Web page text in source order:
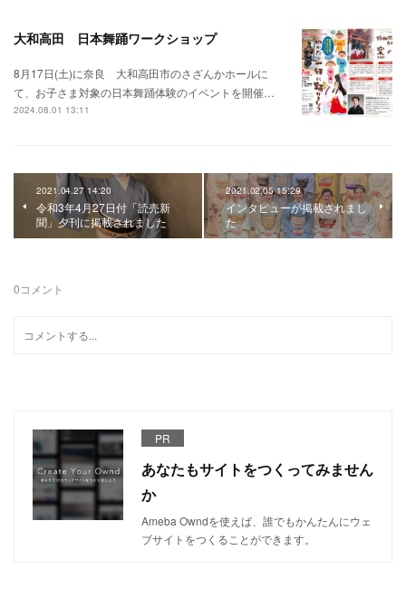
大和高田 日本舞踊ワークショップ
8月17日(土)に奈良 大和高田市のさざんかホールに
て、お子さま対象の日本舞踊体験のイベントを開催…
2024.08.01 13:11
2021.04.27 14:20
令和3年4月27日付「読売新
聞」夕刊に掲載されました
2021.02.05 15:29
インタビューが掲載されまし
た
0コメント
PR
あなたもサイトをつくってみません
か
Ameba Owndを使えば、誰でもかんたんにウェ
ブサイトをつくることができます。